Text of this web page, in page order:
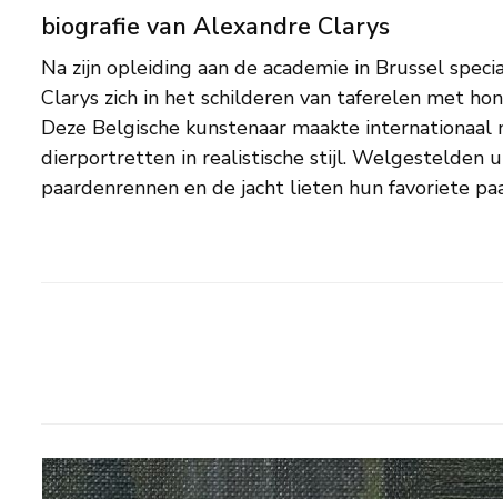
biografie van Alexandre Clarys
Na zijn opleiding aan de academie in Brussel
Clarys zich in het schilderen van taferelen met
Deze Belgische kunstenaar maakte internationaal
dierportretten in realistische stijl. Welgestelden
paardenrennen en de jacht lieten hun favoriete
Clarys op het doek vastleggen. Zo
paard Montjoie van de Belgische koning
eveneens affiches, vooral voor
landbouwmanifestaties. Daarnaast was